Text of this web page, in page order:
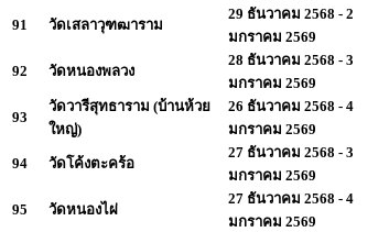
91 วัดเสลาวุฑฒาราม
29 ธันวาคม 2568 - 2
มกราคม 2569
92 วัดหนองพลวง
28 ธันวาคม 2568 - 3
มกราคม 2569
93
วัดวารีสุทธาราม (บ้านห้วย
ใหญ่)
26 ธันวาคม 2568 - 4
มกราคม 2569
94 วัดโค้งตะคร้อ
27 ธันวาคม 2568 - 3
มกราคม 2569
95 วัดหนองไผ่
27 ธันวาคม 2568 - 4
มกราคม 2569